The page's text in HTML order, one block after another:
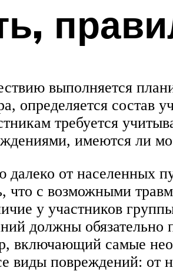
выполняется
определяется
требуется
имеются ли
от населенных
что с возможными
у участников
должны
включающий самые
виды повреждений: от